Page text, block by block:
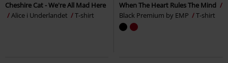
Cheshire Cat - We're All Mad Here
Alice i Underlandet
T-shirt
When The Heart Rules The Mind
Black Premium by EMP
T-shirt